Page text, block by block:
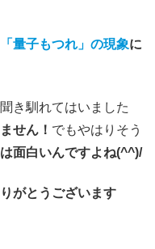
量子もつれ」の現象に
き馴れてはいました
せん！ でもやはりそう
面白いんですよね(^^)/
がとうございます